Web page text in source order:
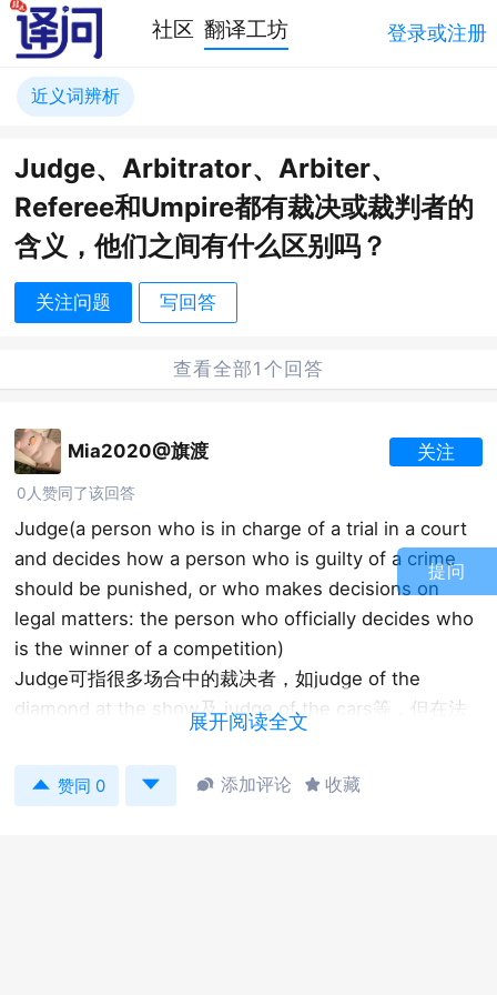
提问
社区 翻译工坊 登录或注册
近义词辨析
Judge、Arbitrator、Arbiter、
Referee和Umpire都有裁决或裁判者的
含义，他们之间有什么区别吗？
关注问题 写回答
查看全部1个回答
Mia2020@旗渡 关注
0人赞同了该回答
Judge(a person who is in charge of a trial in a court
and decides how a person who is guilty of a crime
should be punished, or who makes decisions on
legal matters: the person who officially decides who
is the winner of a competition)
Judge可指很多场合中的裁决者，如judge of the
diamond at the show及 judge of the cars等，但在法
律语言学中，严格说来，judge唯一的含义即是“法官”，
不论其是经指定或任命的而获得职位的。当然若某句话
主要讲述的是法庭中的裁判者，其也就相当于指的是法
展开阅读全文
 赞同 0   添加评论  收藏